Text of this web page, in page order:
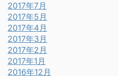
2017年7月
2017年5月
2017年4月
2017年3月
2017年2月
2017年1月
2016年12月